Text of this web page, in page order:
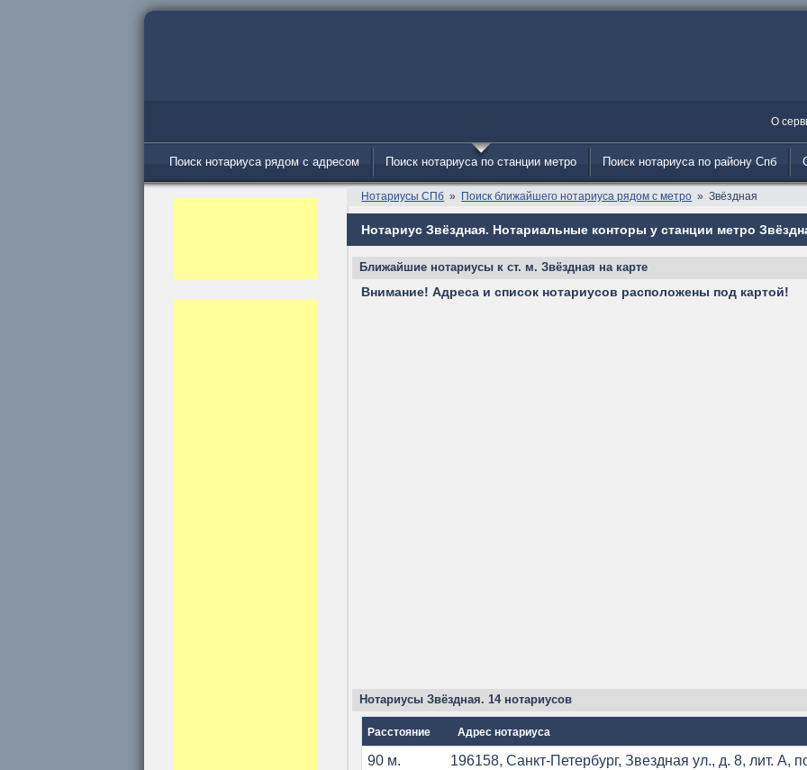
О
Поиск нотариуса рядом с адресом Поиск нотариуса по станции метро Поиск нотариуса по району Спб
Нотариусы СПб Поиск ближайшего нотариуса рядом с метро Звёздная
Нотариус Звёздная. Нотариальные конторы у станции метро
Ближайшие нотариусы к ст. м. Звёздная на карте
Внимание! Адреса и список нотариусов расположены под картой!
Нотариусы Звёздная. 14 нотариусов
Расстояние Адрес нотариуса
90 м.
196158, Санкт-Петербург, Звездная ул., д. 8, лит. A,